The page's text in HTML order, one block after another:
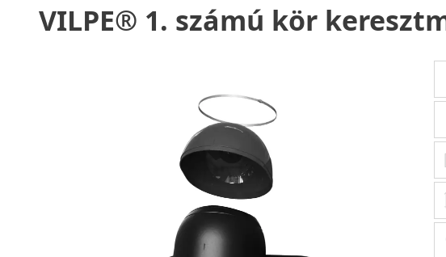
VILPE® 1. számú kör